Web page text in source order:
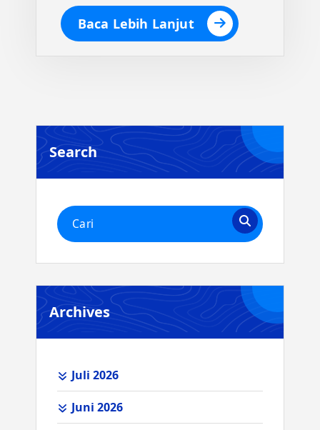
Baca Lebih Lanjut
Search
Pencarian
untuk:
Archives
Juli 2026
Juni 2026